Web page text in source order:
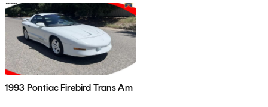
1993 Pontiac Firebird Trans Am